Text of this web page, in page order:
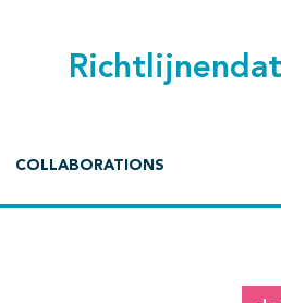
COLLABORATIONS